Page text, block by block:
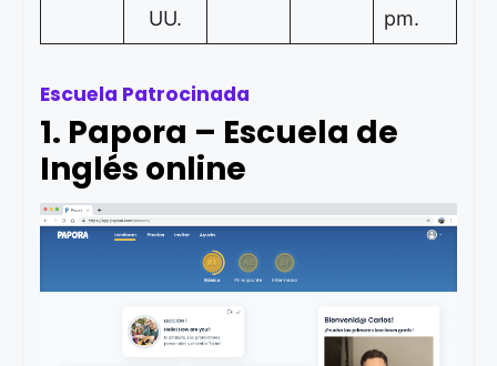
UU.
pm.
Escuela Patrocinada
1. Papora – Escuela de
Inglés online